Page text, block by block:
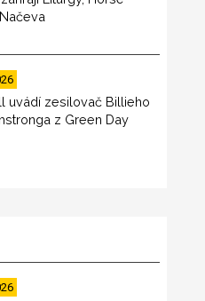
uvádí zesilovač Billieho
z Green Day